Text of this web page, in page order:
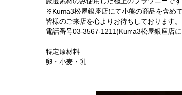
※Kuma3松屋銀座店にて小熊の商品を含め
皆様のご来店を心よりお待ちしております。
電話番号03-3567-1211(Kuma3松屋銀座店
特定原材料
卵・小麦・乳